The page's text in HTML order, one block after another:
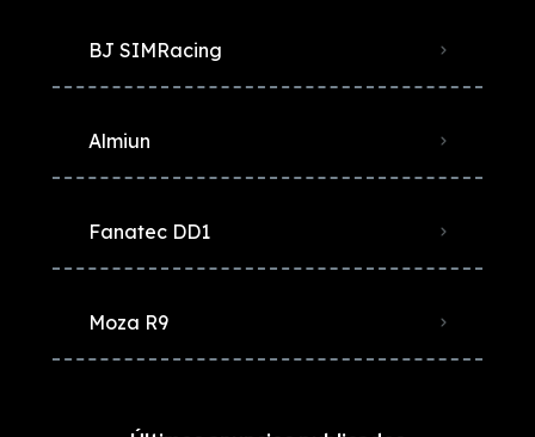
BJ SIMRacing
Almiun
Fanatec DD1
Moza R9